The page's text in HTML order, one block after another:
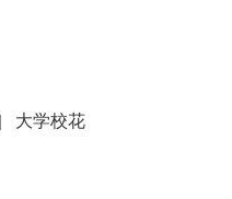
| 大学校花